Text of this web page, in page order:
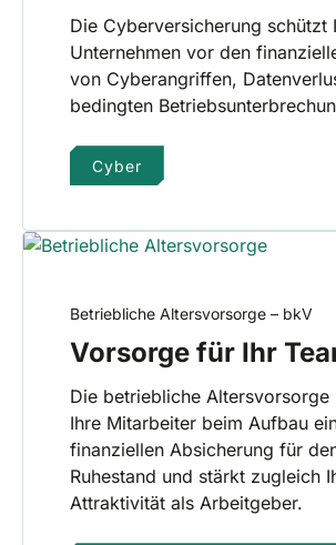
Die Cyberversicherung schützt
Unternehmen vor den
von Cyberangriffen,
bedingten
Cyber
Betriebliche Altersvorsorge – bkV
Vorsorge für Ihr
Die betriebliche Altersvorsorge
Ihre Mitarbeiter beim Aufbau
finanziellen Absicherung für
Ruhestand und stärkt zugleich
Attraktivität als Arbeitgeber.